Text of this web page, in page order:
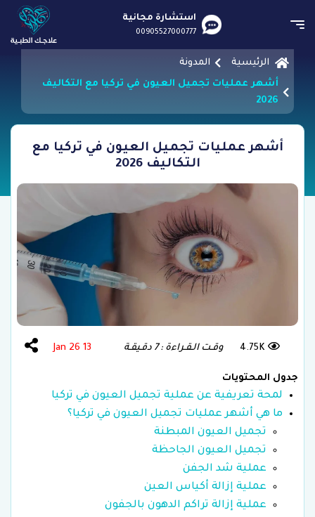
استشارة مجانية
00905527000777
الرئيسية
المدونة
أشهر عمليات تجميل العيون في تركيا مع التكاليف
2026
أشهر عمليات تجميل العيون في تركيا مع
التكاليف 2026
4.75K وقـت الـقـراءة : 7 دقـيقـة 13 Jan 26
جدول المحتويات
لمحة تعريفية عن عملية تجميل العيون في تركيا
ما هي أشهر عمليات تجميل العيون في تركيا؟
تجميل العيون المبطنة
تجميل العيون الجاحظة
عملية شد الجفن
عملية إزالة أكياس العين
عملية إزالة تراكم الدهون بالجفون